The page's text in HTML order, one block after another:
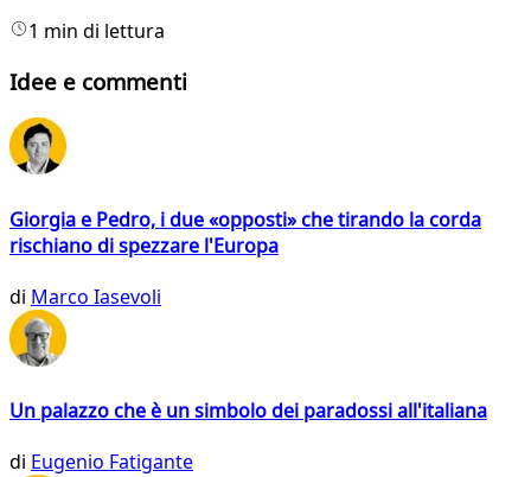
1 min di lettura
Idee e commenti
Giorgia e Pedro, i due «opposti» che tirando la corda
rischiano di spezzare l'Europa
di Marco Iasevoli
Un palazzo che è un simbolo dei paradossi all'italiana
di Eugenio Fatigante